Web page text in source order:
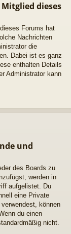
dieses
Forums hat
Nachrichten
die
Dabei ist es ganz
enthalten Details
Administrator kann
und
des Boards zu
werden in
aufgelistet. Du
eine Private
können
du einen
nicht.